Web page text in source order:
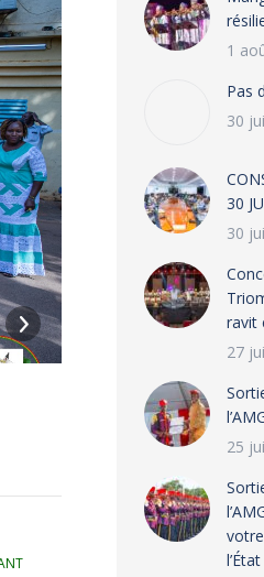
WHATSAPP IMAGE
1
Pas
30
30
30
ravit
27
25
l’État